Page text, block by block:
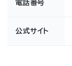
電話番号
公式サイト